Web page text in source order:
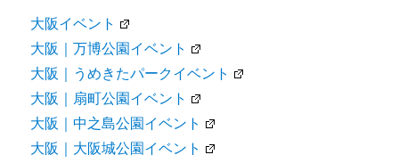
大阪イベント
大阪｜万博公園イベント
大阪｜うめきたパークイベント
大阪｜扇町公園イベント
大阪｜中之島公園イベント
大阪｜大阪城公園イベント